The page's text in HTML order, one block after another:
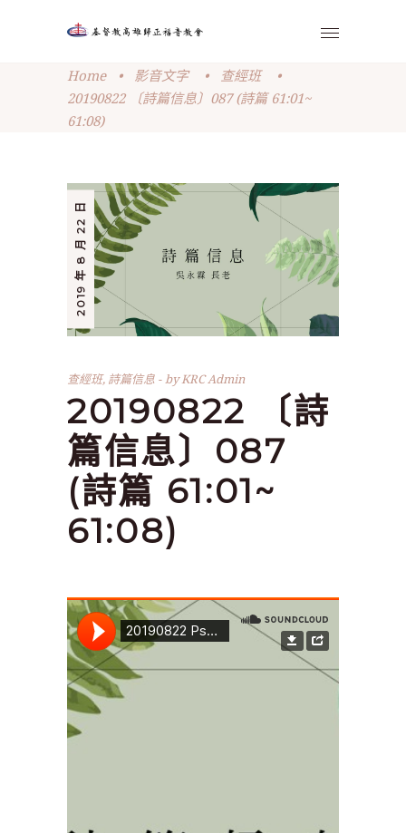
Home • 影音文字 • 查經班
•
20190822 〔詩篇信息〕087 (詩篇 61:01~
61:08)
2019 年 8 月 22 日
查經班, 詩篇信息 byKRC Admin
20190822 〔詩
篇信息〕087
(詩篇 61:01~
61:08)